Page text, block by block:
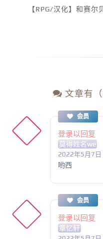
【RPG/汉化】和赛尔
文章有
会员
登录以回复
莫得姓名we
2022年5月7日
哟西
会员
登录以回复
章忆轩